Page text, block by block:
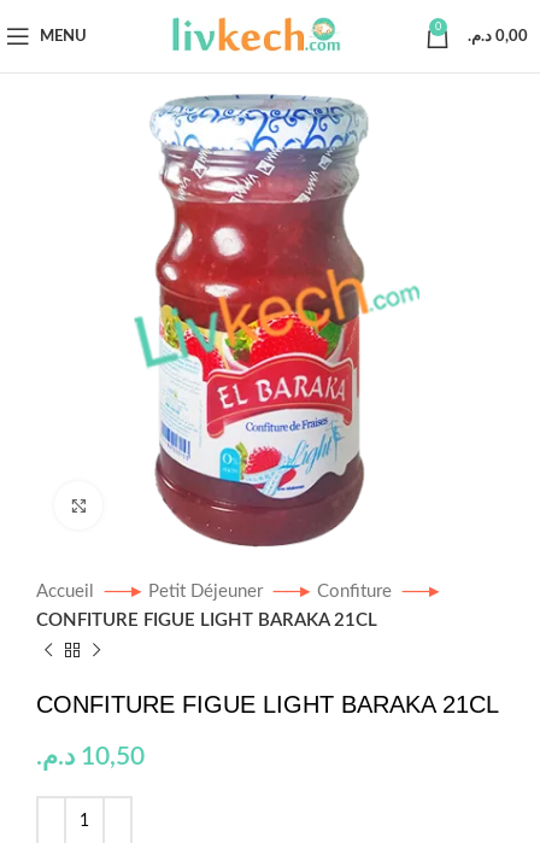
MENU
0
0,00 د.م.
Click to enlarge
Accueil Petit Déjeuner
Confiture
CONFITURE FIGUE LIGHT BARAKA 21CL
CONFITURE FIGUE LIGHT BARAKA 21CL
10,50 د.م.